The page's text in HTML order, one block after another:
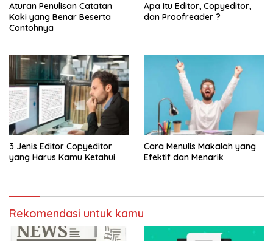
Aturan Penulisan Catatan
Kaki yang Benar Beserta
Contohnya
Apa Itu Editor, Copyeditor,
dan Proofreader ?
3 Jenis Editor Copyeditor
yang Harus Kamu Ketahui
Cara Menulis Makalah yang
Efektif dan Menarik
Rekomendasi untuk kamu